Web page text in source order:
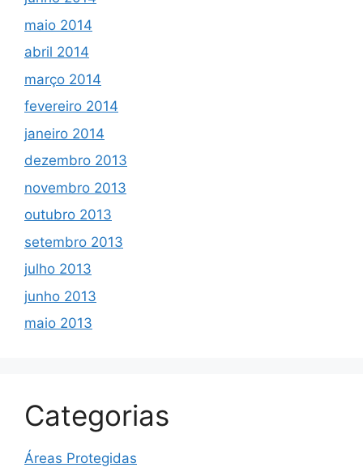
maio 2014
abril 2014
março 2014
fevereiro 2014
janeiro 2014
dezembro 2013
novembro 2013
outubro 2013
setembro 2013
julho 2013
junho 2013
maio 2013
Categorias
Áreas Protegidas